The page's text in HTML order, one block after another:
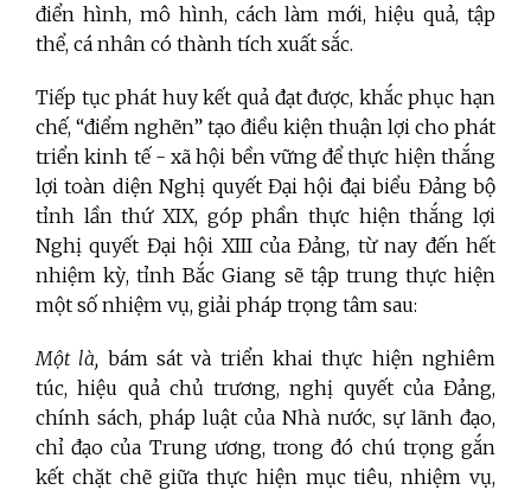
điển hình, mô hình, cách làm mới, hiệu quả, tập
thể, cá nhân có thành tích xuất sắc.
Tiếp tục phát huy kết quả đạt được, khắc phục hạn
chế, “điểm nghẽn” tạo điều kiện thuận lợi cho phát
triển kinh tế - xã hội bền vững để thực hiện thắng
lợi toàn diện Nghị quyết Đại hội đại biểu Đảng bộ
tỉnh lần thứ XIX, góp phần thực hiện thắng lợi
Nghị quyết Đại hội XIII của Đảng, từ nay đến hết
nhiệm kỳ, tỉnh Bắc Giang sẽ tập trung thực hiện
một số nhiệm vụ, giải pháp trọng tâm sau:
Một là, bám sát và triển khai thực hiện nghiêm
túc, hiệu quả chủ trương, nghị quyết của Đảng,
chính sách, pháp luật của Nhà nước, sự lãnh đạo,
chỉ đạo của Trung ương, trong đó chú trọng gắn
kết chặt chẽ giữa thực hiện mục tiêu, nhiệm vụ,